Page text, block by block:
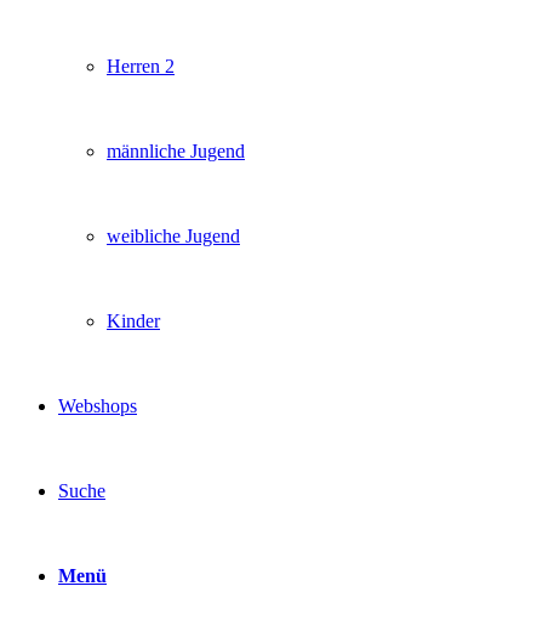
Herren 2
männliche Jugend
weibliche Jugend
Kinder
Webshops
Suche
Menü